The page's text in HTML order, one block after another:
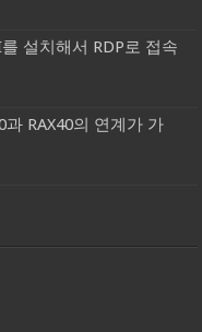
설치해서 RDP로 접속
RAX40의 연계가 가